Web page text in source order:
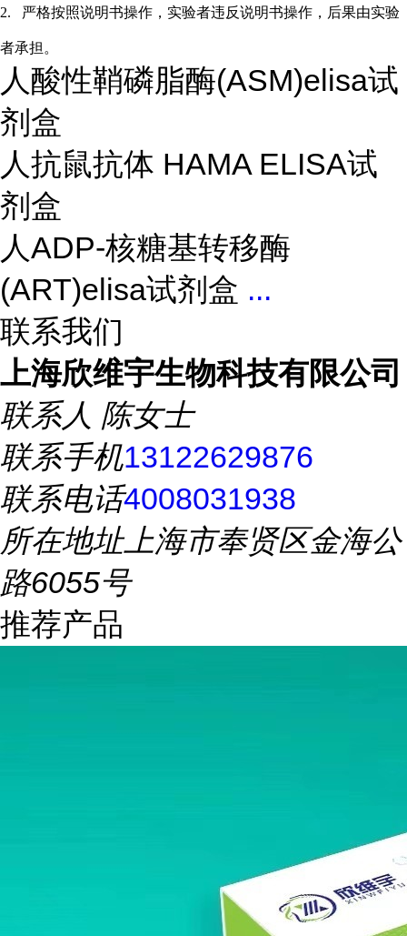
2. 严格按照说明书操作，实验者违反说明书操作，后果由实验
者承担。
人酸性鞘磷脂酶(ASM)elisa试
剂盒
人抗鼠抗体 HAMA ELISA试
剂盒
人ADP-核糖基转移酶
(ART)elisa试剂盒 ...
联系我们
上海欣维宇生物科技有限公司
联系人 陈女士
联系手机13122629876
联系电话4008031938
所在地址上海市奉贤区金海公
路6055号
推荐产品